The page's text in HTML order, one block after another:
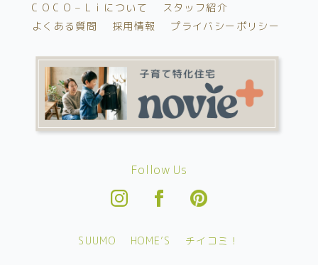
C O C O – L i について
スタッフ紹介
よくある質問
採用情報 プライバシーポリシー
Follow Us
SUUMO HOME’S チイコミ！